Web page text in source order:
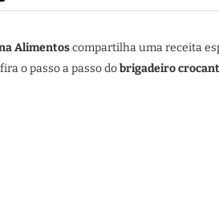
Alimentoscompartilha uma receita
o passo a passo dobrigadeiro